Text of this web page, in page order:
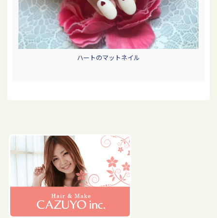
ハートのマットネイル